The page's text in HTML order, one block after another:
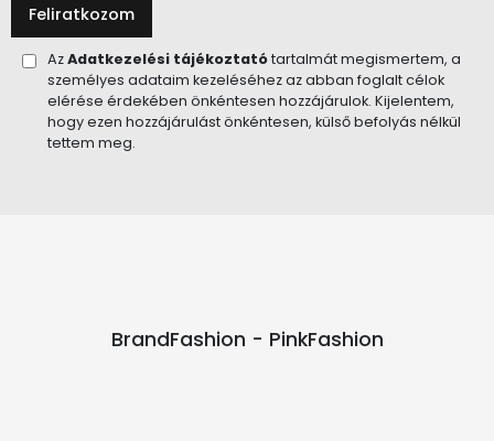
Feliratkozom
AzAdatkezelési tájékoztatótartalmát megismertem, a
személyes adataim kezeléséhez az abban foglalt célok
elérése érdekében önkéntesen hozzájárulok. Kijelentem,
hogy ezen hozzájárulást önkéntesen, külső befolyás nélkül
tettem meg.
BrandFashion - PinkFashion